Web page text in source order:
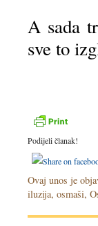
A sada
sve to
Podijeli članak!
Ovaj unos je
iluzija, osmaši,